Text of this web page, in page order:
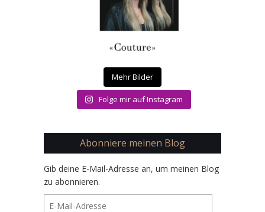
Mehr Bilder
Folge mir auf Instagram
Abonniere meinen Blog
Gib deine E-Mail-Adresse an, um meinen Blog
zu abonnieren.